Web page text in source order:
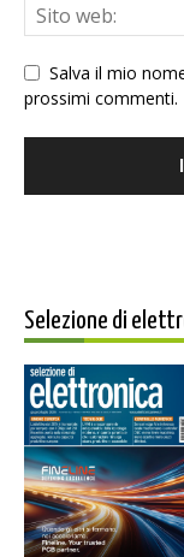
Salva il mio
prossimi commenti.
Selezione di